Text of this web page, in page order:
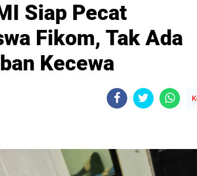
Siap Pecat
Fikom, Tak Ada
Kecewa